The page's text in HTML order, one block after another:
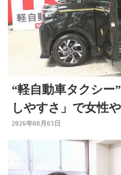
“軽自動車タクシ
しやすさ」で女性
保へ
2026年08月03日